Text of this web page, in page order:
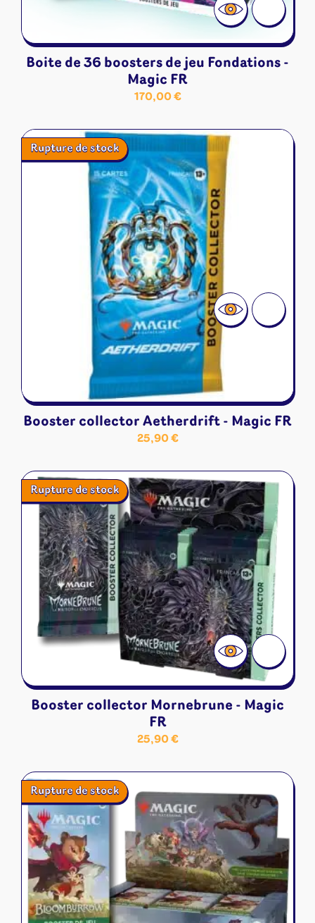
Boite de 36 boosters de jeu Fondations -
Magic FR
170,00€
Rupture de stock
Booster collector Aetherdrift - Magic FR
25,90€
Rupture de stock
Booster collector Mornebrune - Magic
FR
25,90€
Rupture de stock